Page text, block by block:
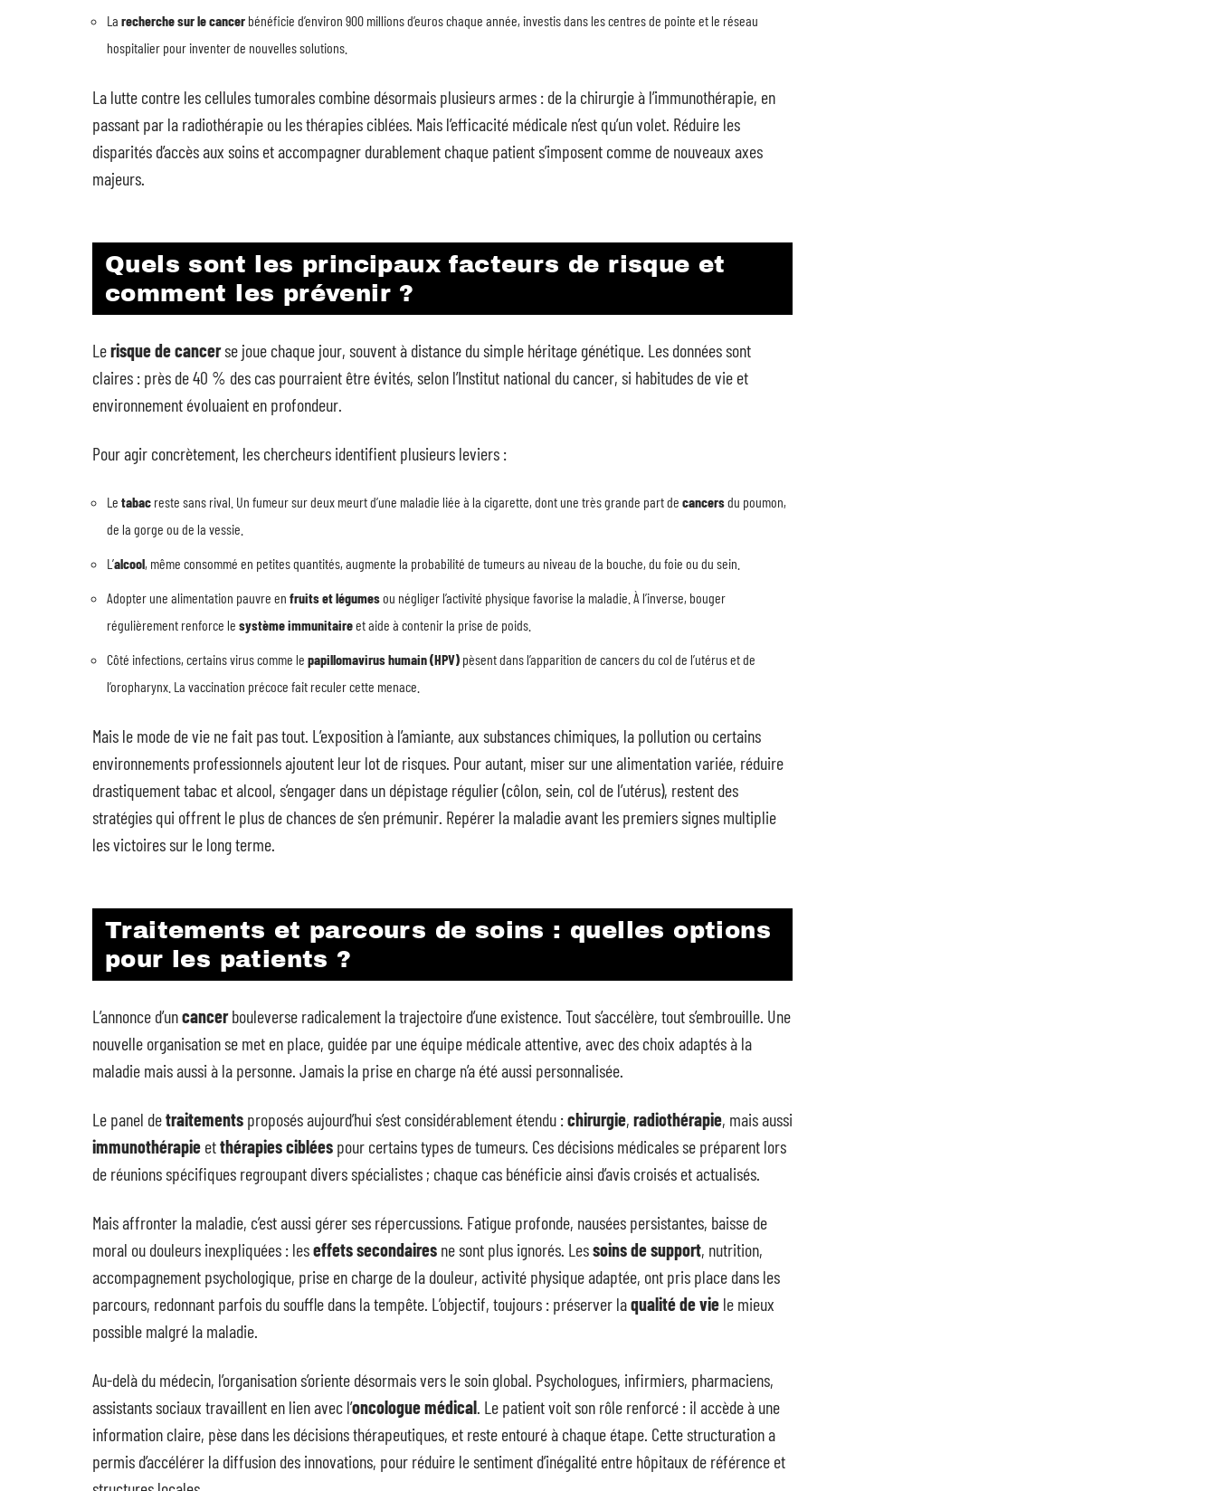
La recherche sur le cancer bénéficie d’environ 900 millions d’euros chaque année, investis dans les centres de pointe et le réseau
hospitalier pour inventer de nouvelles solutions.
La lutte contre les cellules tumorales combine désormais plusieurs armes : de la chirurgie à l’immunothérapie, en
passant par la radiothérapie ou les thérapies ciblées. Mais l’efficacité médicale n’est qu’un volet. Réduire les
disparités d’accès aux soins et accompagner durablement chaque patient s’imposent comme de nouveaux axes
majeurs.
Quels sont les principaux facteurs de risque et
comment les prévenir ?
Lerisque de cancerse joue chaque jour, souvent à distance du simple héritage génétique. Les données sont
claires : près de 40 % des cas pourraient être évités, selon l’Institut national du cancer, si habitudes de vie et
environnement évoluaient en profondeur.
Pour agir concrètement, les chercheurs identifient plusieurs leviers :
Le tabac reste sans rival. Un fumeur sur deux meurt d’une maladie liée à la cigarette, dont une très grande part de cancersdu poumon,
de la gorge ou de la vessie.
L’alcool, même consommé en petites quantités, augmente la probabilité de tumeurs au niveau de la bouche, du foie ou du sein.
Adopter une alimentation pauvre en fruits et légumesou négliger l’activité physique favorise la maladie. À l’inverse, bouger
régulièrement renforce le système immunitaireet aide à contenir la prise de poids.
Côté infections, certains virus comme le papillomavirus humain (HPV) pèsent dans l’apparition de cancers du col de l’utérus et de
l’oropharynx. La vaccination précoce fait reculer cette menace.
Mais le mode de vie ne fait pas tout. L’exposition à l’amiante, aux substances chimiques, la pollution ou certains
environnements professionnels ajoutent leur lot de risques. Pour autant, miser sur une alimentation variée, réduire
drastiquement tabac et alcool, s’engager dans un dépistage régulier (côlon, sein, col de l’utérus), restent des
stratégies qui offrent le plus de chances de s’en prémunir. Repérer la maladie avant les premiers signes multiplie
les victoires sur le long terme.
Traitements et parcours de soins : quelles options
pour les patients ?
L’annonce d’uncancerbouleverse radicalement la trajectoire d’une existence. Tout s’accélère, tout s’embrouille. Une
nouvelle organisation se met en place, guidée par une équipe médicale attentive, avec des choix adaptés à la
maladie mais aussi à la personne. Jamais la prise en charge n’a été aussi personnalisée.
Le panel detraitements proposés aujourd’hui s’est considérablement étendu :chirurgie, radiothérapie, mais aussi
immunothérapie etthérapies ciblées pour certains types de tumeurs. Ces décisions médicales se préparent lors
de réunions spécifiques regroupant divers spécialistes ; chaque cas bénéficie ainsi d’avis croisés et actualisés.
Mais affronter la maladie, c’est aussi gérer ses répercussions. Fatigue profonde, nausées persistantes, baisse de
moral ou douleurs inexpliquées : leseffets secondaires ne sont plus ignorés. Lessoins de support, nutrition,
accompagnement psychologique, prise en charge de la douleur, activité physique adaptée, ont pris place dans les
parcours, redonnant parfois du souffle dans la tempête. L’objectif, toujours : préserver laqualité de vie le mieux
possible malgré la maladie.
Au-delà du médecin, l’organisation s’oriente désormais vers le soin global. Psychologues, infirmiers, pharmaciens,
assistants sociaux travaillent en lien avec l’oncologue médical. Le patient voit son rôle renforcé : il accède à une
information claire, pèse dans les décisions thérapeutiques, et reste entouré à chaque étape. Cette structuration a
permis d’accélérer la diffusion des innovations, pour réduire le sentiment d’inégalité entre hôpitaux de référence et